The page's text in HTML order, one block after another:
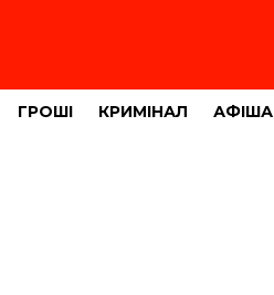
ГРОШІ КРИМІНАЛ АФІША